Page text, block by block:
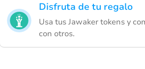
Disfruta de tu regalo
Usa tus Jawaker tokens y
con otros.